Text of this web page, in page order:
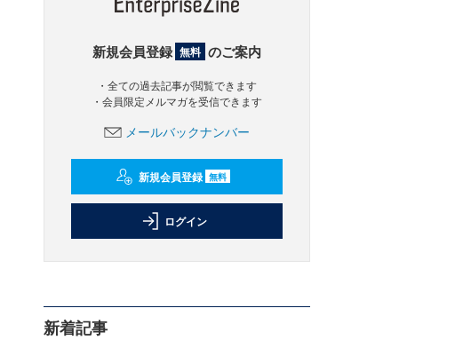
新規会員登録 無料 のご案内
・全ての過去記事が閲覧できます
・会員限定メルマガを受信できます
メールバックナンバー
新規会員登録 無料
ログイン
新着記事